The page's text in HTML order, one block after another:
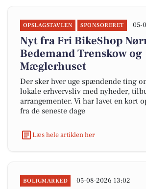
OPSLAGSTAVLEN SPONSORERET 05-
Nyt fra Fri BikeShop
Bedemand Trenskow og
Mæglerhuset
Der sker hver uge spændende ting
lokale erhvervsliv med nyheder,
arrangementer. Vi har lavet en kort
fra de seneste dage
Læs hele artiklen her
BOLIGMARKED 05-08-2026 13:02